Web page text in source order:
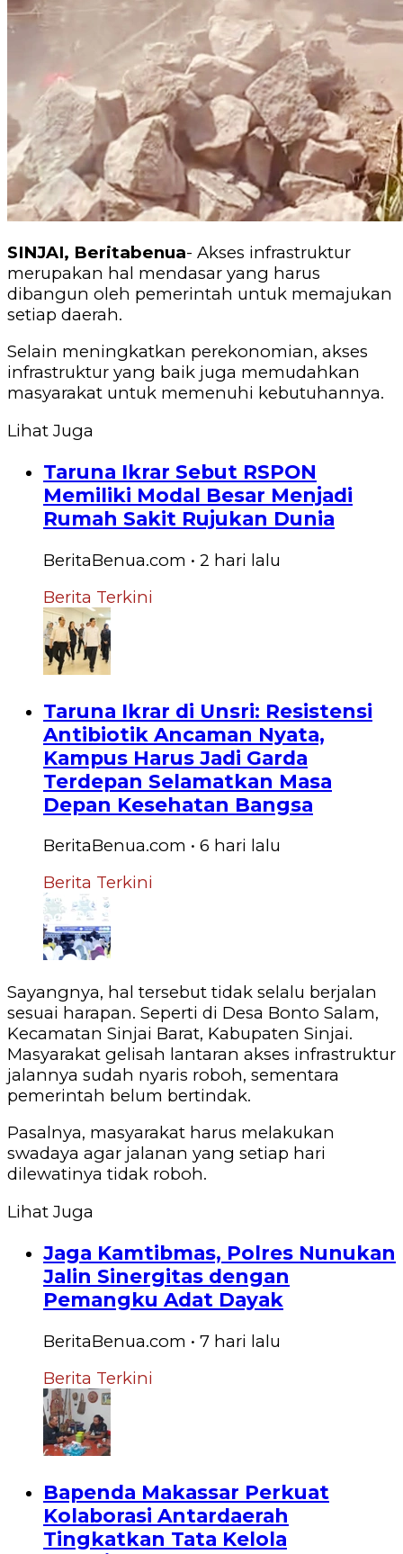
SINJAI, Beritabenua- Akses infrastruktur
merupakan hal mendasar yang harus
dibangun oleh pemerintah untuk memajukan
setiap daerah.
Selain meningkatkan perekonomian, akses
infrastruktur yang baik juga memudahkan
masyarakat untuk memenuhi kebutuhannya.
Lihat Juga
Taruna Ikrar Sebut RSPON
Memiliki Modal Besar Menjadi
Rumah Sakit Rujukan Dunia
BeritaBenua.com • 2 hari lalu
Berita Terkini
Taruna Ikrar di Unsri: Resistensi
Antibiotik Ancaman Nyata,
Kampus Harus Jadi Garda
Terdepan Selamatkan Masa
Depan Kesehatan Bangsa
BeritaBenua.com • 6 hari lalu
Berita Terkini
Sayangnya, hal tersebut tidak selalu berjalan
sesuai harapan. Seperti di Desa Bonto Salam,
Kecamatan Sinjai Barat, Kabupaten Sinjai.
Masyarakat gelisah lantaran akses infrastruktur
jalannya sudah nyaris roboh, sementara
pemerintah belum bertindak.
Pasalnya, masyarakat harus melakukan
swadaya agar jalanan yang setiap hari
dilewatinya tidak roboh.
Lihat Juga
Jaga Kamtibmas, Polres Nunukan
Jalin Sinergitas dengan
Pemangku Adat Dayak
BeritaBenua.com • 7 hari lalu
Berita Terkini
Bapenda Makassar Perkuat
Kolaborasi Antardaerah
Tingkatkan Tata Kelola